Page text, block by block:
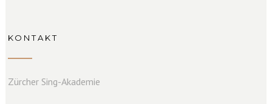
KONTAKT
Zürcher Sing-Akademie